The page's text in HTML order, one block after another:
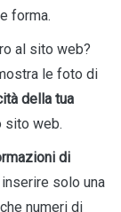
forma.
al sito web?
le foto di
della tua
sito web.
di
inserire solo una
numeri di